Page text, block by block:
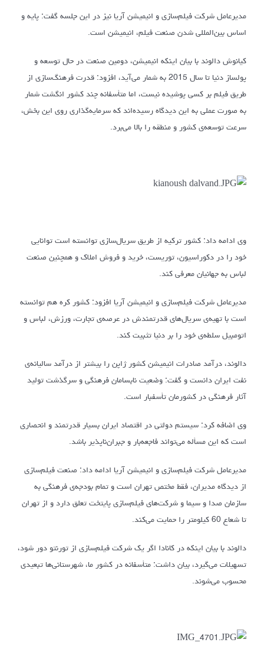
مدیرعامل شرکت فیلم‌سازی و انیمیشن آریا نیز در این جلسه گفت: پایه و
اساس بین‌المللی شدن صنعت فیلم، انیمیشن است.
کیانوش دالوند با بیان اینکه انیمیشن، دومین صنعت در حال توسعه و
پولساز دنیا تا سال 2015 به شمار می‌آید، افزود: قدرت فرهنگ‌سازی از
طریق فیلم بر کسی پوشیده نیست، اما متأسفانه چند کشور انگشت شمار
به صورت عملی به این دیدگاه رسیده‌اند که سرمایه‌گذاری روی این بخش،
سرعت توسعه‌ی کشور و منطقه را بالا می‌برد.
وی ادامه داد: کشور ترکیه از طریق سریال‌سازی توانسته است توانایی
خود را در دکوراسیون، توریست، خرید و فروش املاک و همچنین صنعت
لباس به جهانیان معرفی کند.
مدیرعامل شرکت فیلم‌سازی و انیمیشن آریا افزود: کشور کره هم توانسته
است با تهیه‌ی سریال‌های قدرتمندش در عرصه‌ی تجارت، ورزش، لباس و
اتومبیل سلطه‌ی خود را بر دنیا تثبیت کند.
دالوند، درآمد صادرات انیمیشن کشور ژاپن را بیشتر از درآمد سالیانه‌ی
نفت ایران دانست و گفت: وضعیت نابسامان فرهنگی و سرگذشت تولید
آثار فرهنگی در کشورمان تأسفبار است.
وی اضافه کرد: سیستم دولتی در اقتصاد ایران بسیار قدرتمند و انحصاری
است که این مسأله می‌تواند فاجعه‌بار و جبران‌ناپذیر باشد.
مدیرعامل شرکت فیلم‌سازی و انیمیشن آریا ادامه داد: صنعت فیلم‌سازی
از دیدگاه مدیران، فقط مختص تهران است و تمام بودجه‌ی فرهنگی به
سازمان صدا و سیما و شرکت‌های فیلم‌سازی پایتخت تعلق دارد و از تهران
تا شعاع 60 کیلومتر را حمایت می‌کند.
دالوند با بیان اینکه در کانادا اگر یک شرکت فیلم‌سازی از تورنتو دور شود،
تسهیلات می‌گیرد، بیان داشت: متأسفانه در کشور ما، شهرستانی‌ها تبعیدی
محسوب می‌شوند.